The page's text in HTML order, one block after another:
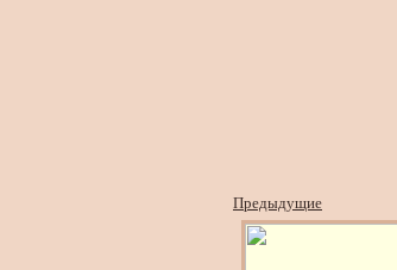
Предыдущие